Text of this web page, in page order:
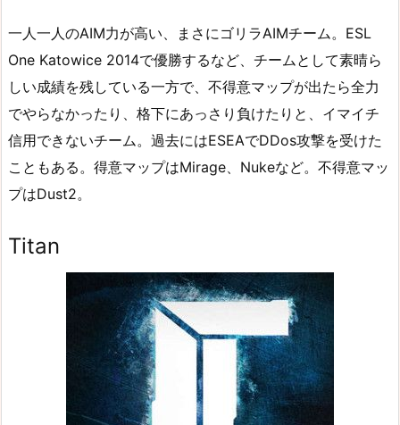
一人一人のAIM力が高い、まさにゴリラAIMチーム。ESL
One Katowice 2014で優勝するなど、チームとして素晴ら
しい成績を残している一方で、不得意マップが出たら全力
でやらなかったり、格下にあっさり負けたりと、イマイチ
信用できないチーム。過去にはESEAでDDos攻撃を受けた
こともある。得意マップはMirage、Nukeなど。不得意マッ
プはDust2。
Titan